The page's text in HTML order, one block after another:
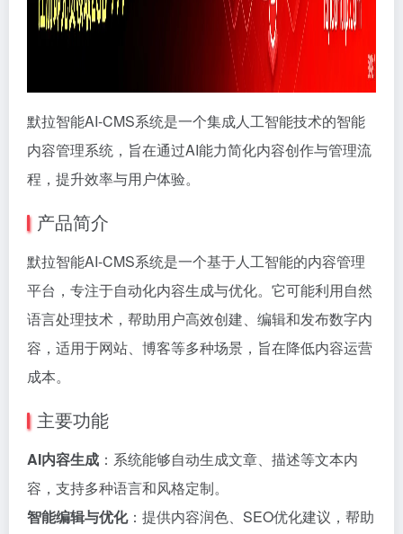
默拉智能AI-CMS系统是一个集成人工智能技术的智能
内容管理系统，旨在通过AI能力简化内容创作与管理流
程，提升效率与用户体验。
产品简介
默拉智能AI-CMS系统是一个基于人工智能的内容管理
平台，专注于自动化内容生成与优化。它可能利用自然
语言处理技术，帮助用户高效创建、编辑和发布数字内
容，适用于网站、博客等多种场景，旨在降低内容运营
成本。
主要功能
AI内容生成 ：系统能够自动生成文章、描述等文本内
容，支持多种语言和风格定制。
智能编辑与优化：提供内容润色、SEO优化建议，帮助